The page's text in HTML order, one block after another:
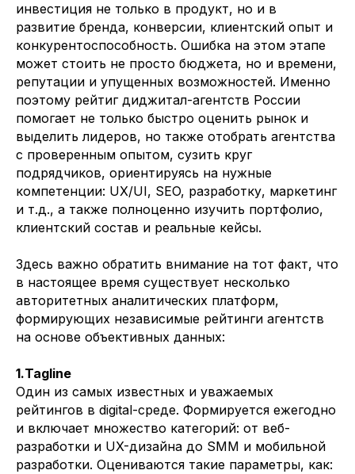
инвестиция не только в продукт, но и в
развитие бренда, конверсии, клиентский опыт и
конкурентоспособность. Ошибка на этом этапе
может стоить не просто бюджета, но и времени,
репутации и упущенных возможностей. Именно
поэтому рейтиг диджитал-агентств России
помогает не только быстро оценить рынок и
выделить лидеров, но также отобрать агентства
с проверенным опытом, сузить круг
подрядчиков, ориентируясь на нужные
компетенции: UX/UI, SEO, разработку, маркетинг
и т.д., а также полноценно изучить портфолио,
клиентский состав и реальные кейсы.
Здесь важно обратить внимание на тот факт, что
в настоящее время существует несколько
авторитетных аналитических платформ,
формирующих независимые рейтинги агентств
на основе объективных данных:
1.Tagline
Один из самых известных и уважаемых
рейтингов в digital-среде. Формируется ежегодно
и включает множество категорий: от веб-
разработки и UX-дизайна до SMM и мобильной
разработки. Оцениваются такие параметры, как: